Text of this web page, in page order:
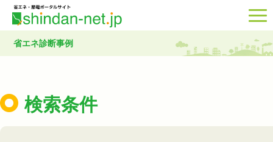
省エネ診断事例
検索条件